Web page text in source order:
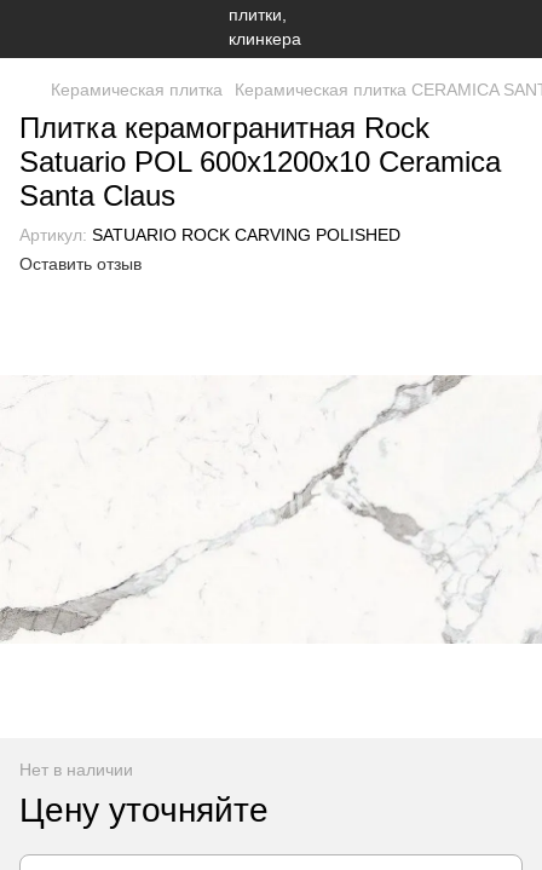
Керамическая плитка Керамическая плитка CERAMICA
Плитка керамогранитная Rock
Satuario POL 600x1200x10 Ceramiсa
Santa Claus
Артикул: SATUARIO ROCK CARVING POLISHED
Оставить отзыв
Нет в наличии
Цену уточняйте